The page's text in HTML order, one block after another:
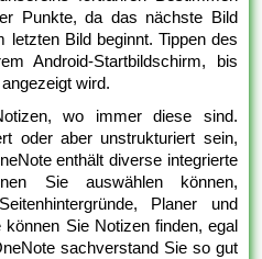
Punkte, da das nächste Bild
letzten Bild beginnt. Tippen des
Android-Startbildschirm, bis
wird.
wo immer diese sind.
oder aber unstrukturiert sein,
enthält diverse integrierte
Sie auswählen können,
Planer und
Sie Notizen finden, egal
sachverstand Sie so gut